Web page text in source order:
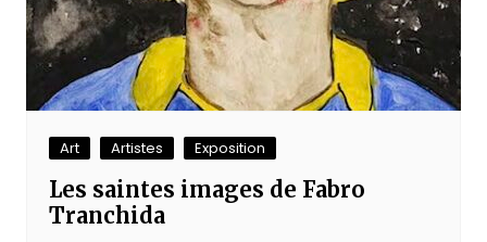
Art Artistes Exposition
Les saintes images de Fabro
Tranchida